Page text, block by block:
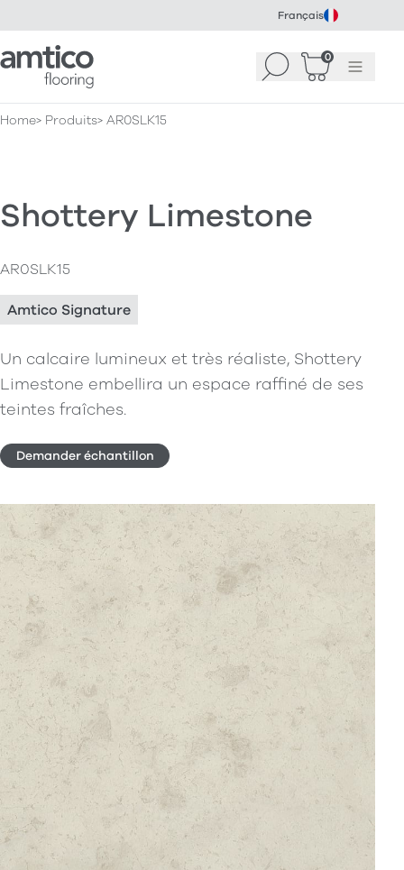
Français
Amtico Flooring Recherche
0
Panier(0)
Menu
Home Produits AR0SLK15
Shottery Limestone
AR0SLK15
Amtico Signature
Un calcaire lumineux et très réaliste, Shottery
Limestone embellira un espace raffiné de ses
teintes fraîches.
Demander échantillon